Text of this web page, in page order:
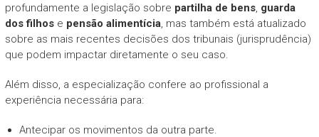
profundamente a legislação sobre partilha de bens, guarda
dos filhose pensão alimentícia, mas também está atualizado
sobre as mais recentes decisões dos tribunais (jurisprudência)
que podem impactar diretamente o seu caso.
Além disso, a especialização confere ao profissional a
experiência necessária para:
Antecipar os movimentos da outra parte.